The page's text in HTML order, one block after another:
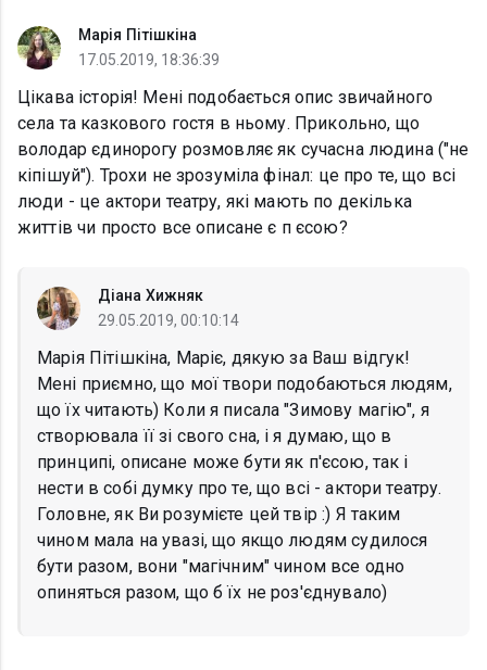
Марія Пітішкіна
17.05.2019, 18:36:39
Цікава історія! Мені подобається опис звичайного
села та казкового гостя в ньому. Прикольно, що
володар єдинорогу розмовляє як сучасна людина ("не
кіпішуй"). Трохи не зрозуміла фінал: це про те, що всі
люди - це актори театру, які мають по декілька
життів чи просто все описане є п єсою?
Діана Хижняк
29.05.2019, 00:10:14
Марія Пітішкіна, Маріє, дякую за Ваш відгук!
Мені приємно, що мої твори подобаються людям,
що їх читають) Коли я писала "Зимову магію", я
створювала її зі свого сна, і я думаю, що в
принципі, описане може бути як п'єсою, так і
нести в собі думку про те, що всі - актори театру.
Головне, як Ви розумієте цей твір :) Я таким
чином мала на увазі, що якщо людям судилося
бути разом, вони "магічним" чином все одно
опиняться разом, що б їх не роз'єднувало)